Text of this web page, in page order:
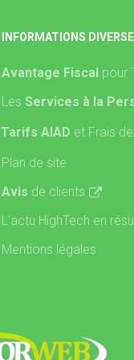
INFORMATIONS
Avantage Fiscal pour
LesServices à la
Tarifs AIAD et Frais
Plan de site
Avis de clients
L'actu HighTech en
Mentions légales